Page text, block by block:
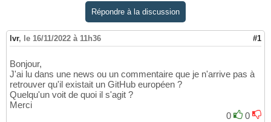
Répondre à la discussion
lvr, le 16/11/2022 à 11h36 #1
Bonjour,
J'ai lu dans une news ou un commentaire que je n'arrive pas à
retrouver qu'il existait un GitHub européen ?
Quelqu'un voit de quoi il s'agit ?
Merci
0
0